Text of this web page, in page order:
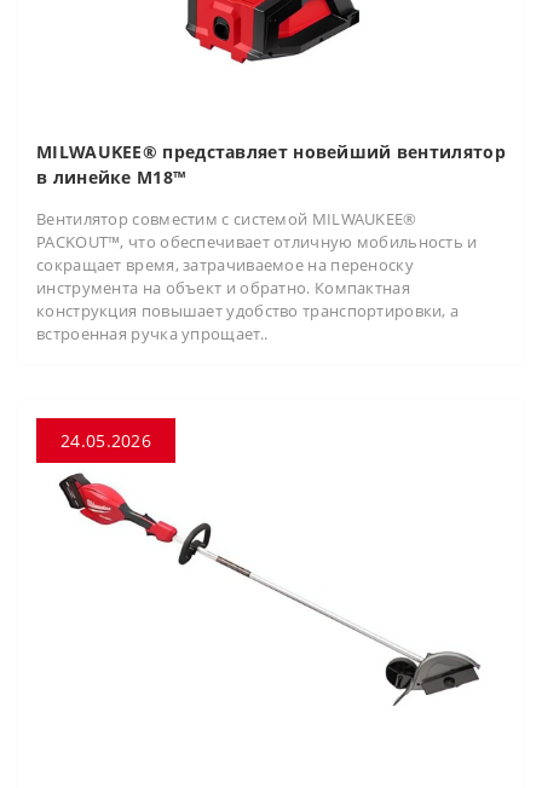
MILWAUKEE® представляет новейший вентилятор
в линейке M18™
Вентилятор совместим с системой MILWAUKEE®
PACKOUT™, что обеспечивает отличную мобильность и
сокращает время, затрачиваемое на переноску
инструмента на объект и обратно. Компактная
конструкция повышает удобство транспортировки, а
встроенная ручка упрощает..
24.05.2026